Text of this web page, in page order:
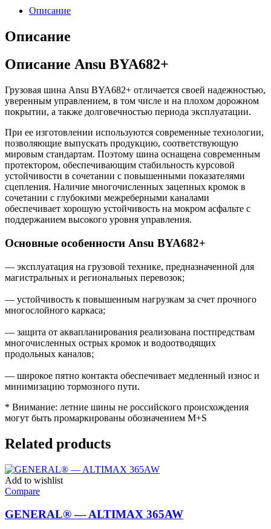
Описание
Описание
Описание Ansu BYA682+
Грузовая шина Ansu BYA682+ отличается своей надежностью,
уверенным управлением, в том числе и на плохом дорожном
покрытии, а также долговечностью периода эксплуатации.
При ее изготовлении используются современные технологии,
позволяющие выпускать продукцию, соответствующую
мировым стандартам. Поэтому шина оснащена современным
протектором, обеспечивающим стабильность курсовой
устойчивости в сочетании с повышенными показателями
сцепления. Наличие многочисленных зацепных кромок в
сочетании с глубокими межреберными каналами
обеспечивает хорошую устойчивость на мокром асфальте с
поддержанием высокого уровня управления.
Основные особенности Ansu BYA682+
— эксплуатация на грузовой технике, предназначенной для
магистральных и региональных перевозок;
— устойчивость к повышенным нагрузкам за счет прочного
многослойного каркаса;
— защита от аквапланирования реализована постпредствам
многочисленных острых кромок и водоотводящих
продольных каналов;
— широкое пятно контакта обеспечивает медленный износ и
минимизацию тормозного пути.
* Внимание: летние шины не российского происхождения
могут быть промаркированы обозначением M+S
Related products
Add to wishlist
Compare
GENERAL® — ALTIMAX 365AW